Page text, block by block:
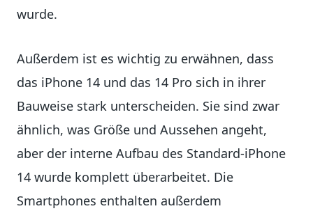
wurde.
Außerdem ist es wichtig zu erwähnen, dass
das iPhone 14 und das 14 Pro sich in ihrer
Bauweise stark unterscheiden. Sie sind zwar
ähnlich, was Größe und Aussehen angeht,
aber der interne Aufbau des Standard-iPhone
14 wurde komplett überarbeitet. Die
Smartphones enthalten außerdem